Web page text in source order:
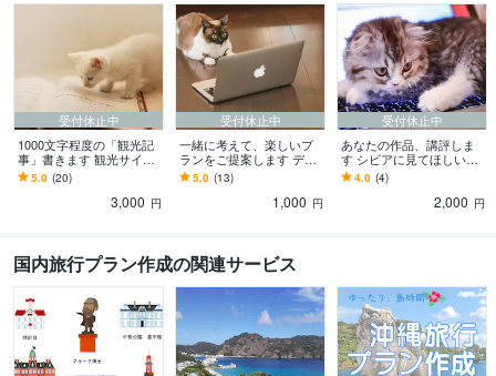
受付休止中
1000文字程度の「観光記
事」書きます 観光サイト
での外部ライターをお探
しの方へ
5.0 (20)
3,000 円
受付休止中
一緒に考えて、楽しいプ
ランをご提案します デー
ト･観光にお困りの方向け
(大阪･京都メイン)
5.0 (13)
1,000 円
受付休止中
あなたの作品、講評しま
す シビアに見てほしいと
いう方向け
4.0 (4)
2,000 円
国内旅行プラン作成の関連サービス